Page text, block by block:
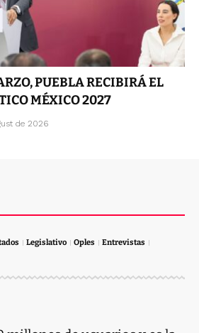
PUEBLA RECIBIRÁ EL
MÉXICO 2027
de 2026
Legislativo Oples
Entrevistas